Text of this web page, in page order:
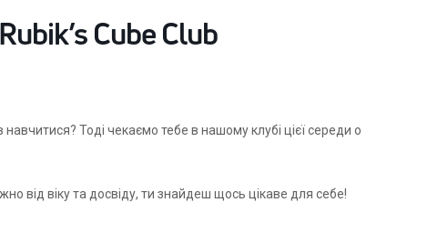
Cube Club
Тоді чекаємо тебе в нашому клубі цієї середи о
від віку та досвіду, ти знайдеш щось цікаве для себе!